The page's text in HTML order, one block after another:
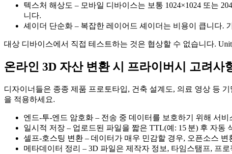
텍스처 해상도 – 모바일 디바이스는 보통 1024×1024 또는
니다.
셰이더 단순화 – 복잡한 레이어드 셰이더는 비용이 큽니다.
대상 디바이스에서 직접 테스트하는 것은 협상할 수 없습니다.
온라인 3D 자산 변환 시 프라이버시 고려사
디자이너들은 종종 제품 프로토타입, 건축 설계도, 의료 영상 등
을 적용하세요.
엔드‑투‑엔드 암호화 – 전송 중 데이터를 보호하기 위해 서
일시적 저장 – 업로드된 파일을 짧은 TTL(예: 15 분) 후 자동
셀프‑호스팅 변환 – 데이터가 매우 민감할 경우, 오픈소스
메타데이터 정리 – 3D 파일은 제작자 정보, 타임스탬프, 프